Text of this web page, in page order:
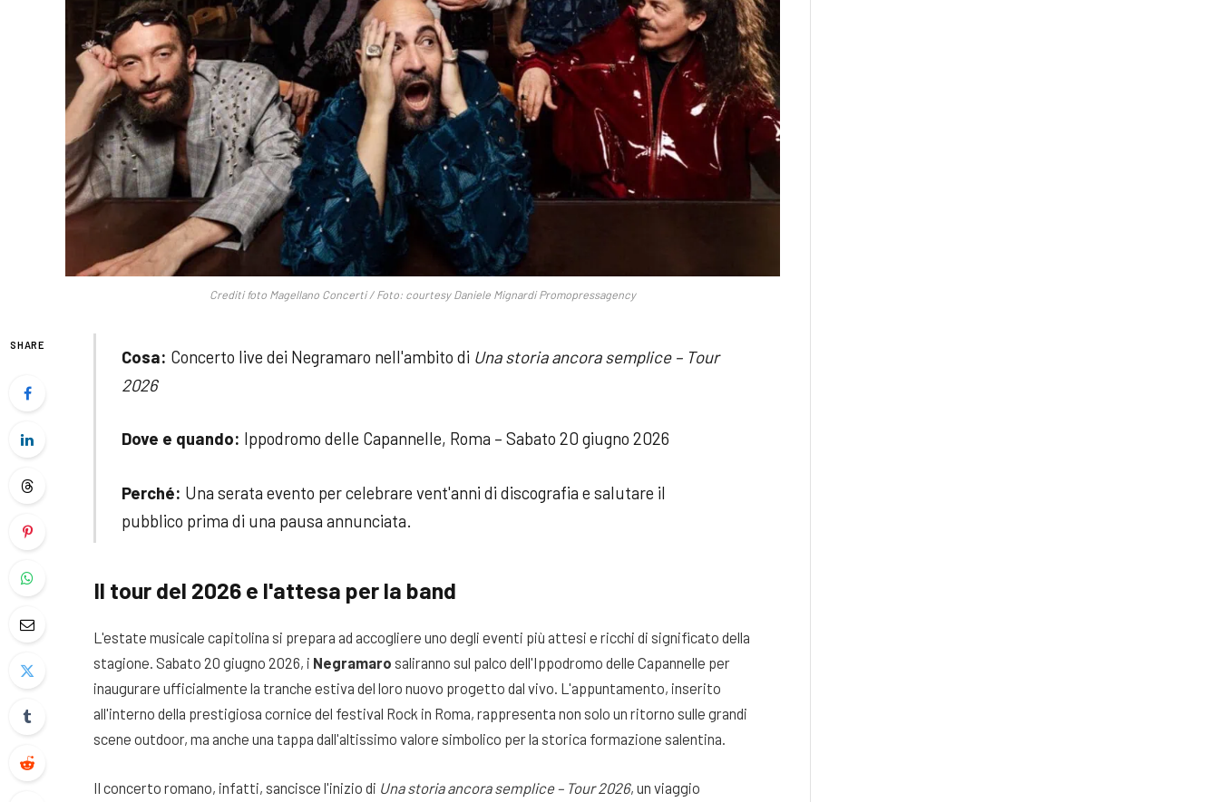
Crediti foto Magellano Concerti / Foto: courtesy Daniele Mignardi Promopressagency
SHARE
Cosa: Concerto live dei Negramaro nell'ambito di Una storia ancora semplice – Tour
2026
Dove e quando: Ippodromo delle Capannelle, Roma – Sabato 20 giugno 2026
Perché: Una serata evento per celebrare vent'anni di discografia e salutare il
pubblico prima di una pausa annunciata.
Il tour del 2026 e l'attesa per la band
L'estate musicale capitolina si prepara ad accogliere uno degli eventi più attesi e ricchi di significato della
stagione. Sabato 20 giugno 2026, i Negramaro saliranno sul palco dell'Ippodromo delle Capannelle per
inaugurare ufficialmente la tranche estiva del loro nuovo progetto dal vivo. L'appuntamento, inserito
all'interno della prestigiosa cornice del festival Rock in Roma, rappresenta non solo un ritorno sulle grandi
scene outdoor, ma anche una tappa dall'altissimo valore simbolico per la storica formazione salentina.
Il concerto romano, infatti, sancisce l'inizio di Una storia ancora semplice – Tour 2026, un viaggio